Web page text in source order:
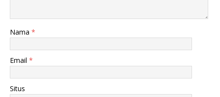
Nama *
Email *
Situs